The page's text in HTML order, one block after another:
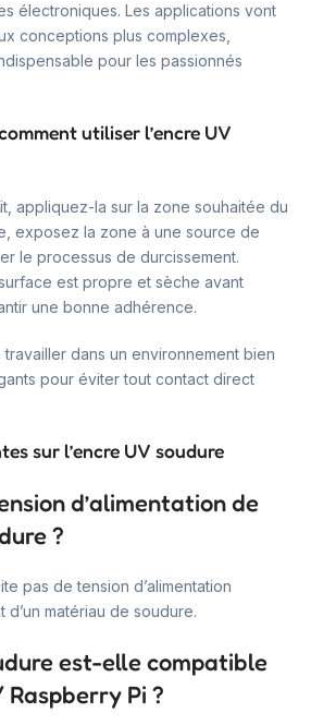
électroniques. Les applications vont
conceptions plus complexes,
pour les passionnés
utiliser l’encre UV
appliquez-la sur la zone souhaitée du
exposez la zone à une source de
le processus de durcissement.
est propre et sèche avant
une bonne adhérence.
dans un environnement bien
pour éviter tout contact direct
sur l’encre UV soudure
d’alimentation de
?
pas de tension d’alimentation
d’un matériau de soudure.
est-elle compatible
Pi ?